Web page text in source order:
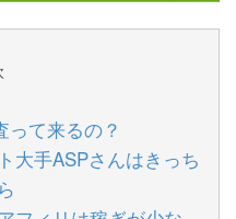
って来るの？
大手ASPさんはきっち